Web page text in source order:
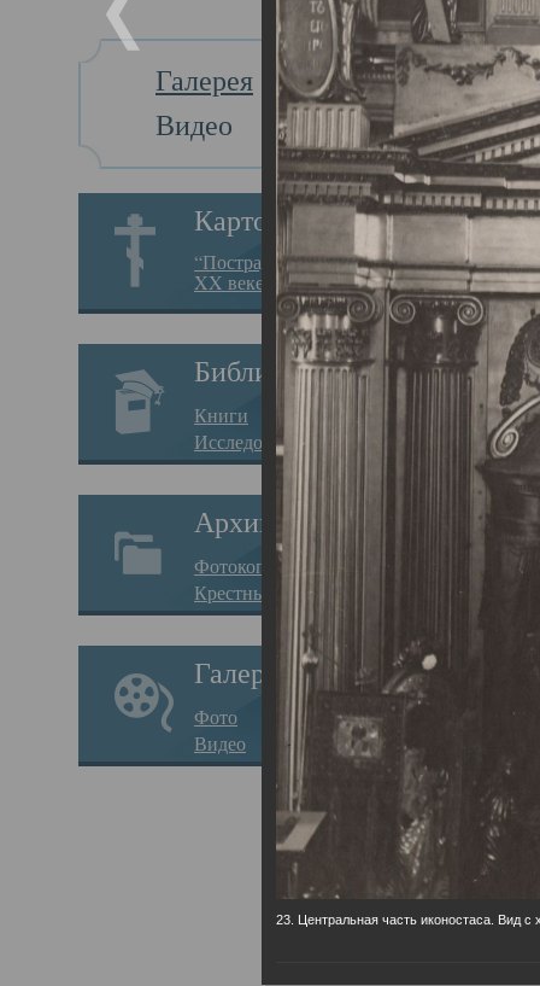
Галерея
Видео
Картотека
“Пострадавшие за веру в
XX веке на Севере”
Библиотека
Книги
Исследования
Архив
Фотокопии дел
Крестные ходы
Галерея
Фото
Видео
Главная
23. Центральная часть иконостаса. Вид с